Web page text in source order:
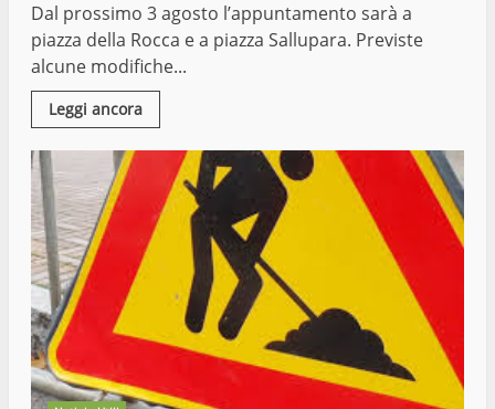
Dal prossimo 3 agosto l’appuntamento sarà a
piazza della Rocca e a piazza Sallupara. Previste
alcune modifiche...
Leggi ancora